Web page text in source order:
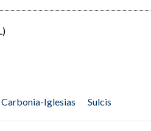
Iglesias Sulcis